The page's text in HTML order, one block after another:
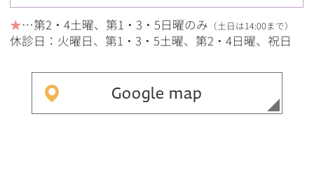
★…第2・4土曜、第1・3・5日曜のみ （土日は14:00まで）
休診日：火曜日、第1・3・5土曜、第2・4日曜、祝日
Google map